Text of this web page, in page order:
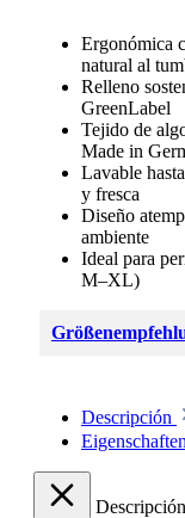
Ergonómica
natural al
Relleno
GreenLabel
Tejido de
Made in
Lavable
y fresca
Diseño
ambiente
Ideal para
M–XL)
Descripción
Eigenschaften
Descripción